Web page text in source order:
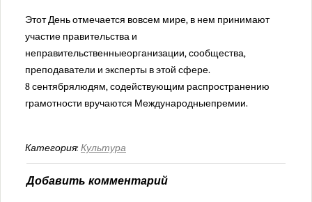
Этот День отмечается вовсем мире, в нем принимают
участие правительства и
неправительственныеорганизации, сообщества,
преподаватели и эксперты в этой сфере.
8 сентябрялюдям, содействующим распространению
грамотности вручаются Международныепремии.
Категория: Культура
Добавить комментарий